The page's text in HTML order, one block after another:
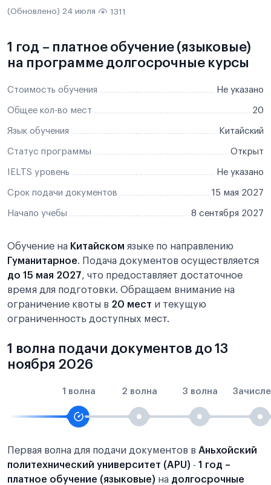
(Обновлено) 24 июля 1311
1 год – платное обучение (языковые)
на программе долгосрочные курсы
Стоимость обучения Не указано
Общее кол-во мест 20
Язык обучения Китайский
Статус программы Открыт
IELTS уровень Не указано
Срок подачи документов 15 мая 2027
Начало учебы 8 сентября 2027
Обучение на Китайском языке по направлению
Гуманитарное. Подача документов осуществляется
до 15 мая 2027, что предоставляет достаточное
время для подготовки. Обращаем внимание на
ограничение квоты в 20 мест и текущую
ограниченность доступных мест.
1 волна подачи документов до 13
ноября 2026
1 волна 2 волна 3 волна
Первая волна для подачи документов в Аньхойский
политехнический университет (APU) - 1 год –
платное обучение (языковые) на долгосрочные